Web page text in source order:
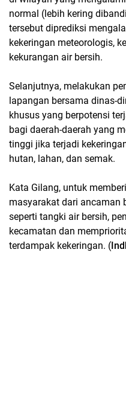
normal (lebih kering
tersebut diprediksi
kekeringan meteorologis,
kekurangan air bersih.
Selanjutnya, melakukan
lapangan bersama dinas-
khusus yang berpotensi
bagi daerah-daerah yang
tinggi jika terjadi
hutan, lahan, dan semak.
Kata Gilang, untuk
masyarakat dari ancaman
seperti tangki air bersih,
kecamatan dan
terdampak kekeringan. (